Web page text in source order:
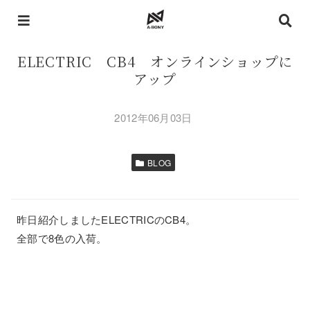
ELECTRIC CB4 オンラインショップに
アップ
2012年06月03日
BLOG
昨日紹介しましたELECTRICのCB4。
全部で8色の入荷。